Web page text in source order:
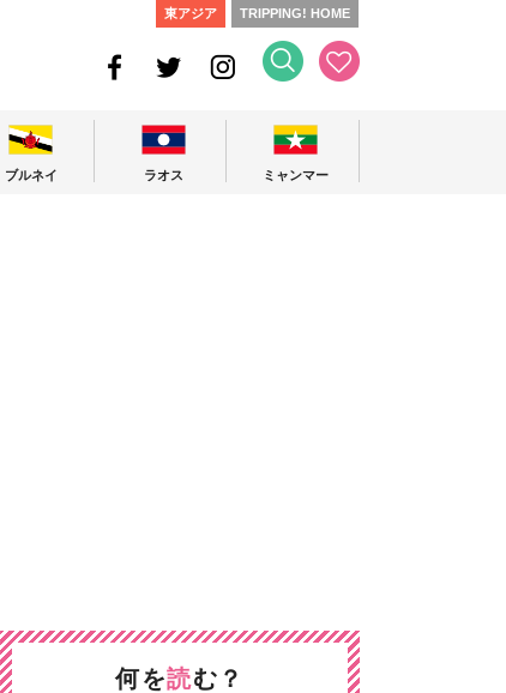
東アジア TRIPPING! HOME
ブルネイ ラオス ミャンマー
何を読む？